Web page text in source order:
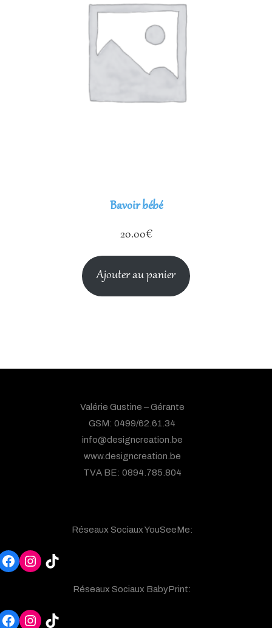
Bavoir bébé
20.00€
Ajouter au panier
Valérie Gustine – Gérante
GSM: 0499/62.61.34
info@designcreation.be
www.designcreation.be
TVA BE: 0894.785.804
Réseaux Sociaux YouSeeMe:
FacebookInstagram
TikTok
Réseaux Sociaux BabyPrint:
FacebookInstagram
TikTok